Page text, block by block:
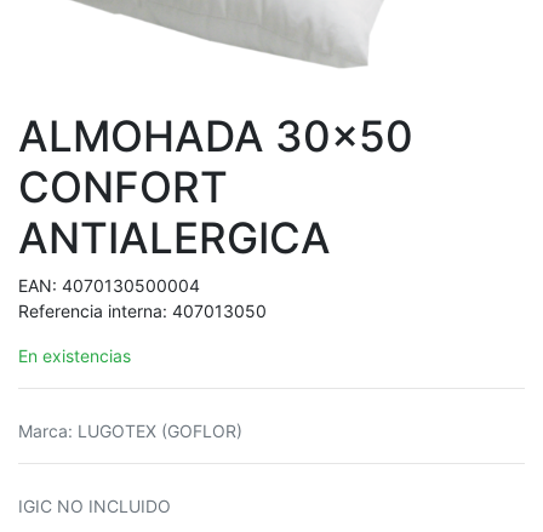
ALMOHADA 30x50
CONFORT
ANTIALERGICA
EAN: 4070130500004
Referencia interna: 407013050
En existencias
Marca: LUGOTEX (GOFLOR)
IGIC NO INCLUIDO